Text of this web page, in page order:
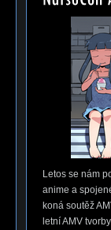
Letos se nám
anime a
koná soutěž
letní AMV